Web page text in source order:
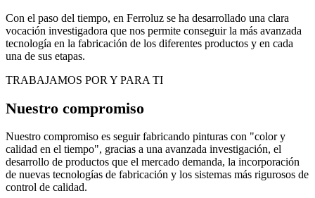
Con el paso del tiempo, en Ferroluz se ha desarrollado una clara
vocación investigadora que nos permite conseguir la más avanzada
tecnología en la fabricación de los diferentes productos y en cada
una de sus etapas.
TRABAJAMOS POR Y PARA TI
Nuestro compromiso
Nuestro compromiso es seguir fabricando pinturas con "color y
calidad en el tiempo", gracias a una avanzada investigación, el
desarrollo de productos que el mercado demanda, la incorporación
de nuevas tecnologías de fabricación y los sistemas más rigurosos de
control de calidad.